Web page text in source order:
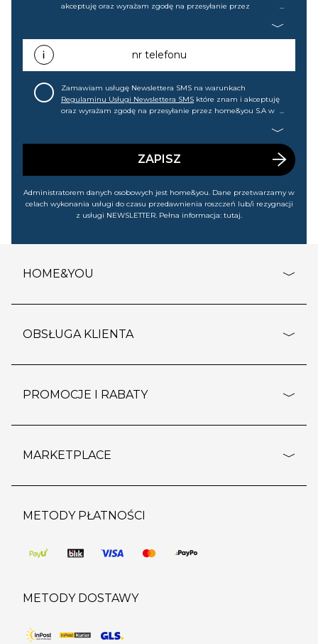
akceptuję oraz wyrażam zgodę na przesyłanie przez
promocjach, wyprzedażach). Wiem, że mogę tę zgodę w
każdej chwili cofnąć.nr telefonu
Zamawiam usługę Newslettera SMS na warunkach
Regulaminu Usługi Newslettera SMS które znam i akceptuję
oraz wyrażam zgodę na przesyłanie przez home&you S.A w
wyprzedażach). Wiem, że mogę tę zgodę w każdej chwili
ZAPISZ
Administratorem danych osobowych jest home&you. Dane przetwarzamy w
celach wykonania usługi do czasu przedawnienia roszczeń lub/i rezygnacji
z usługi NEWSLETTER. Pełna informacja: tutaj.
HOME&YOU
o firmie
polityka prywatności
kontakt
OBSŁUGA KLIENTA
dostawy i płatność
wypis z subskrypcji
regulamin sklepu
pozostałe regulaminy
PROMOCJE I RABATY
outlet
regulaminy promocji
MARKETPLACE
strefa marek
pomoc dla sprzedawców
METODY PŁATNOŚCI
METODY DOSTAWY